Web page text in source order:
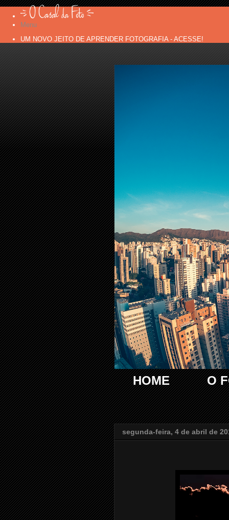
Menu
UM NOVO JEITO DE APRENDER FOTOGRAFIA - ACESSE!
HOME O
segunda-feira, 4 de abril de